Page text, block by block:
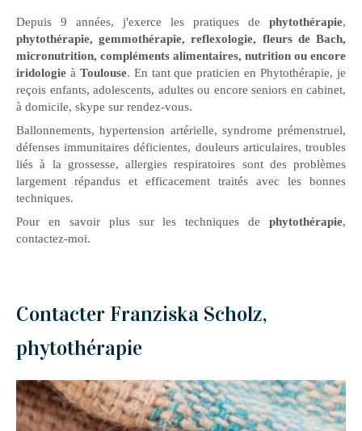
Depuis 9 années, j'exerce les pratiques de phytothérapie,
phytothérapie, gemmothérapie, reflexologie, fleurs de Bach,
micronutrition, compléments alimentaires, nutrition ou encore
iridologie à Toulouse. En tant que praticien en Phytothérapie, je
reçois enfants, adolescents, adultes ou encore seniors en cabinet,
à domicile, skype sur rendez-vous.
Ballonnements, hypertension artérielle, syndrome prémenstruel,
défenses immunitaires déficientes, douleurs articulaires, troubles
liés à la grossesse, allergies respiratoires sont des problèmes
largement répandus et efficacement traités avec les bonnes
techniques.
Pour en savoir plus sur les techniques de phytothérapie,
contactez-moi.
Contacter Franziska Scholz,
phytothérapie